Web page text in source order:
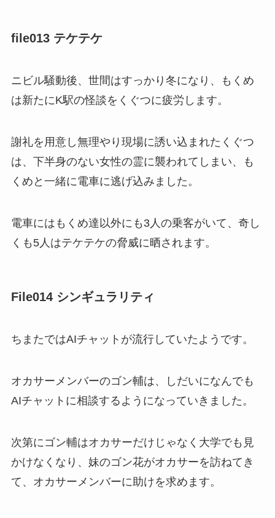
file013 テケテケ
ニビル騒動後、世間はすっかり冬になり、もくめ
は新たにK駅の怪談をくぐつに疲労します。
謝礼を用意し無理やり現場に誘い込まれたくぐつ
は、下半身のない女性の霊に襲われてしまい、も
くめと一緒に電車に逃げ込みました。
電車にはもくめ達以外にも3人の乗客がいて、奇し
くも5人はテケテケの脅威に晒されます。
File014 シンギュラリティ
ちまたではAIチャットが流行していたようです。
オカサーメンバーのゴン輔は、しだいになんでも
AIチャットに相談するようになっていきました。
次第にゴン輔はオカサーだけじゃなく大学でも見
かけなくなり、妹のゴン花がオカサーを訪ねてき
て、オカサーメンバーに助けを求めます。